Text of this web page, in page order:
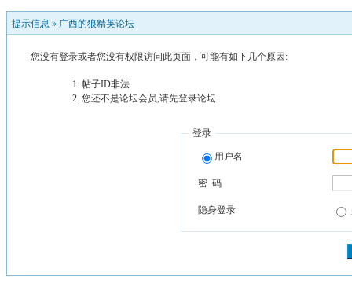
提示信息 » 广西的狼精英论坛
您没有登录或者您没有权限访问此页面，可能有如下几个原因:
帖子ID非法
您还不是论坛会员,请先登录论坛
登录
用户名
密 码
隐身登录